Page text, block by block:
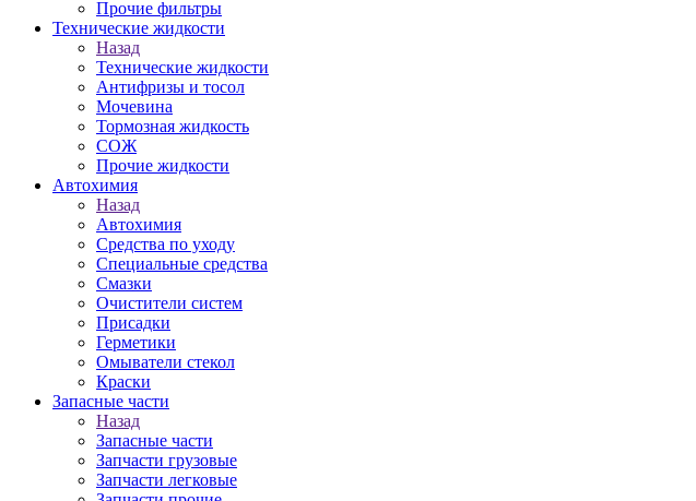
Прочие фильтры
Технические жидкости
Назад
Технические жидкости
Антифризы и тосол
Мочевина
Тормозная жидкость
СОЖ
Прочие жидкости
Автохимия
Назад
Автохимия
Средства по уходу
Специальные средства
Смазки
Очистители систем
Присадки
Герметики
Омыватели стекол
Краски
Запасные части
Назад
Запасные части
Запчасти грузовые
Запчасти легковые